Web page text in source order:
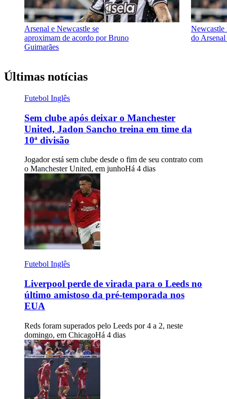
Arsenal e Newcastle se
aproximam de acordo por Bruno
Guimarães
Newcastle
do
Últimas notícias
Futebol Inglês
Sem clube após deixar o Manchester
United, Jadon Sancho treina em time da
10ª divisão
Jogador está sem clube desde o fim de seu contrato com
o Manchester United, em junhoHá 4 dias
Futebol Inglês
Liverpool perde de virada para o Leeds no
último amistoso da pré-temporada nos
EUA
Reds foram superados pelo Leeds por 4 a 2, neste
domingo, em ChicagoHá 4 dias